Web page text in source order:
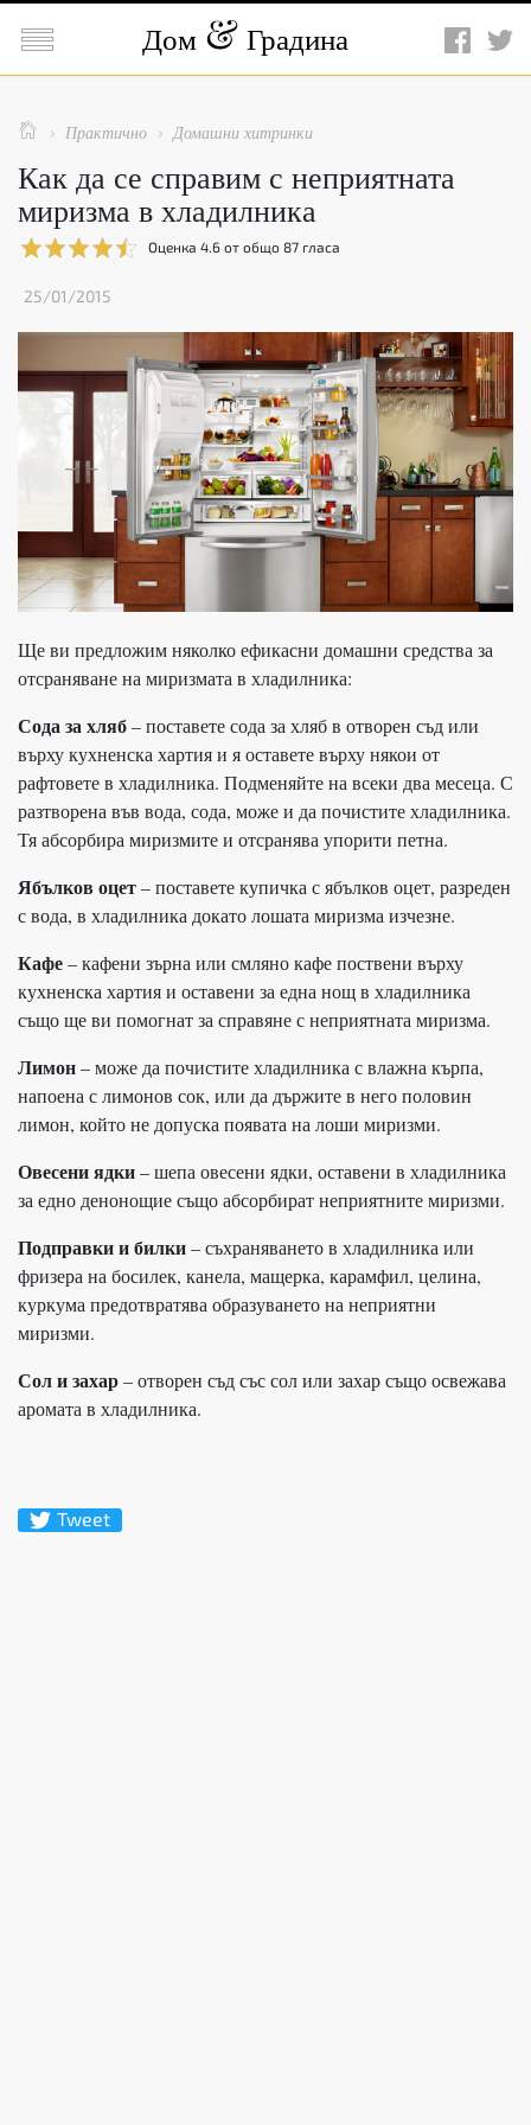
 Дом Градина
  Практично  Домашни хитринки
Как да се справим с неприятната
миризма в хладилника
Оценка 4.6 от общо 87 гласа
25/01/2015
Ще ви предложим няколко ефикасни домашни средства за
отсраняване на миризмата в хладилника:
Сода за хляб– поставете сода за хляб в отворен съд или
върху кухненска хартия и я оставете върху някои от
рафтовете в хладилника. Подменяйте на всеки два месеца. С
разтворена във вода, сода, може и да почистите хладилника.
Тя абсорбира миризмите и отсранява упорити петна.
Ябълков оцет– поставете купичка с ябълков оцет, разреден
с вода, в хладилника докато лошата миризма изчезне.
Кафе– кафени зърна или смляно кафе поствени върху
кухненска хартия и оставени за една нощ в хладилника
също ще ви помогнат за справяне с неприятната миризма.
Лимон– може да почистите хладилника с влажна кърпа,
напоена с лимонов сок, или да държите в него половин
лимон, който не допуска появата на лоши миризми.
Овесени ядки– шепа овесени ядки, оставени в хладилника
за едно денонощие също абсорбират неприятните миризми.
Подправки и билки– съхраняването в хладилника или
фризера на босилек, канела, мащерка, карамфил, целина,
куркума предотвратява образуването на неприятни
миризми.
Сол и захар– отворен съд със сол или захар също освежава
аромата в хладилника.
Tweet